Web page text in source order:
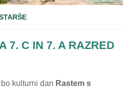
7. C IN 7. A RAZRED
bo kulturni dan Rastem s